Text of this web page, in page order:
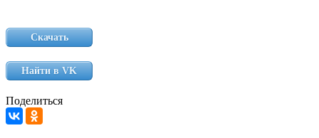
Скачать
Найти в VK
Поделиться